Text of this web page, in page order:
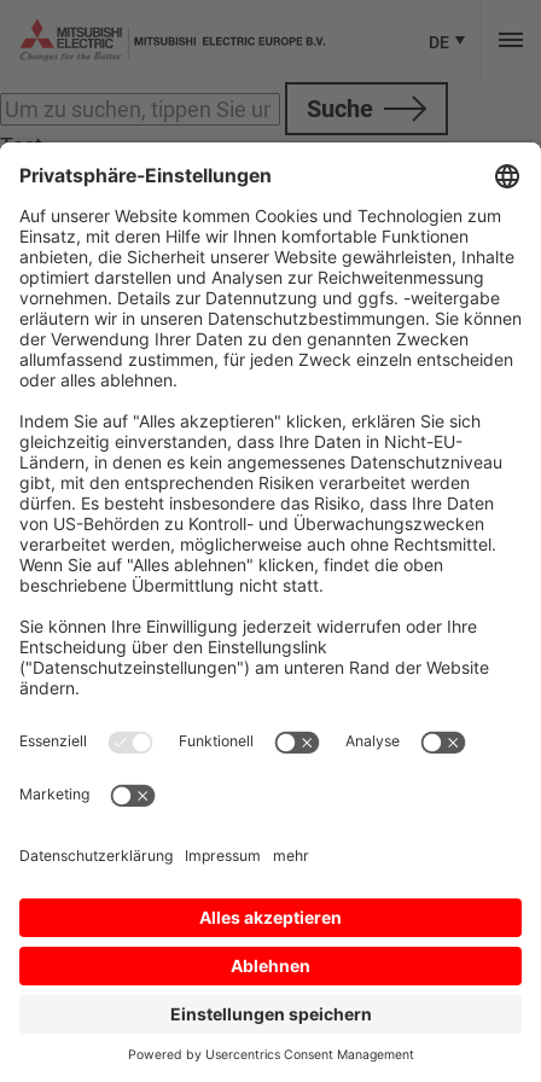
DE
Sorry, nichts anzuzeigen.
Suche
Test
Test
Folgen Sie Mitsubishi Electric
Unsere offiziellen Social Media Accounts
Impressum
Nutzungsbedingungen
Datenschutz­bestimmungen
Datenschutzeinstellungen
Sitemap
© 2026 Mitsubishi Electric Europe B.V.